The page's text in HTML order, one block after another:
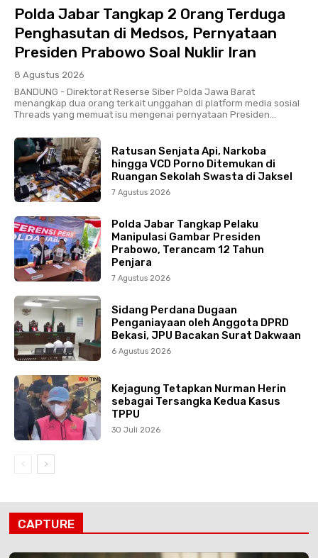
Polda Jabar Tangkap 2 Orang Terduga
Penghasutan di Medsos, Pernyataan
Presiden Prabowo Soal Nuklir Iran
8 Agustus 2026
BANDUNG - Direktorat Reserse Siber Polda Jawa Barat
menangkap dua orang terkait unggahan di platform media sosial
Threads yang memuat isu mengenai pernyataan Presiden...
Ratusan Senjata Api, Narkoba
hingga VCD Porno Ditemukan di
Ruangan Sekolah Swasta di Jaksel
7 Agustus 2026
Polda Jabar Tangkap Pelaku
Manipulasi Gambar Presiden
Prabowo, Terancam 12 Tahun
Penjara
7 Agustus 2026
Sidang Perdana Dugaan
Penganiayaan oleh Anggota DPRD
Bekasi, JPU Bacakan Surat Dakwaan
6 Agustus 2026
Kejagung Tetapkan Nurman Herin
sebagai Tersangka Kedua Kasus
TPPU
30 Juli 2026
CAPTURE